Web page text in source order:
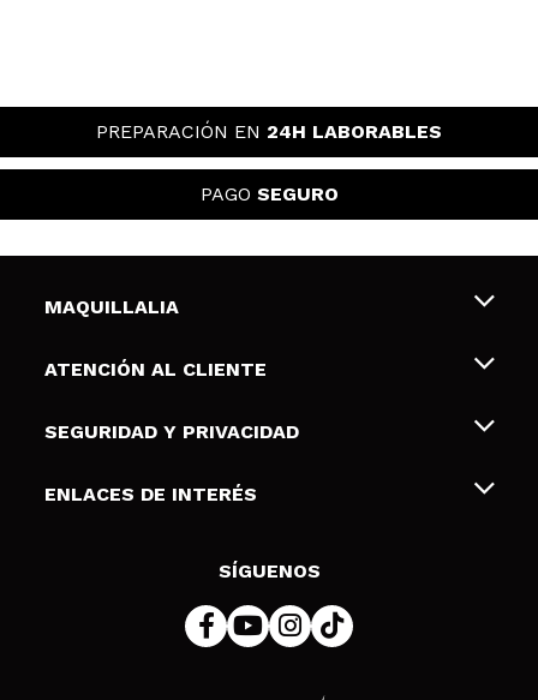
PREPARACIÓN EN 24H LABORABLES
PAGO SEGURO
MAQUILLALIA
Sobre nosotros
Tarjetas de Regalo
ATENCIÓN AL CLIENTE
Envíos y devoluciones
Formas de pago
SEGURIDAD Y PRIVACIDAD
Terminos y condiciones de uso
Política de cookies
ENLACES DE INTERÉS
SÍGUENOS